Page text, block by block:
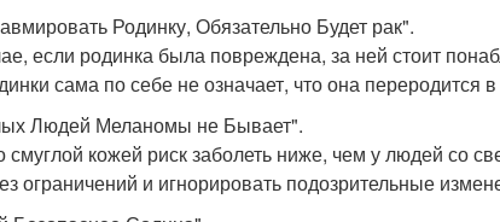
Родинку, Обязательно Будет рак".
если родинка была повреждена, за ней стоит
сама по себе не означает, что она переродится
Людей Меланомы не Бывает".
смуглой кожей риск заболеть ниже, чем у людей со
ограничений и игнорировать подозрительные